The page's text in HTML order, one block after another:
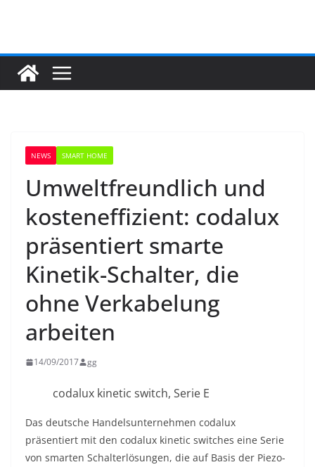
NEWS SMART HOME
Umweltfreundlich und
kosteneffizient: codalux
präsentiert smarte
Kinetik-Schalter, die
ohne Verkabelung
arbeiten
14/09/2017 gg
codalux kinetic switch, Serie E
Das deutsche Handelsunternehmen codalux
präsentiert mit den codalux kinetic switches eine Serie
von smarten Schalterlösungen, die auf Basis der Piezo-